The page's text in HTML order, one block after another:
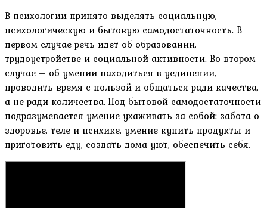
В психологии принято выделять социальную,
психологическую и бытовую самодостаточность. В
первом случае речь идет об образовании,
трудоустройстве и социальной активности. Во втором
случае – об умении находиться в уединении,
проводить время с пользой и общаться ради качества,
а не ради количества. Под бытовой самодостаточности
подразумевается умение ухаживать за собой: забота о
здоровье, теле и психике, умение купить продукты и
приготовить еду, создать дома уют, обеспечить себя.